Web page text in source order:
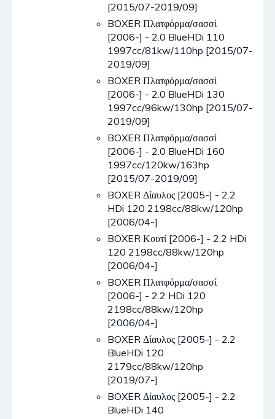
[2015/07-2019/09]
BOXER Πλατφόρμα/σασσί
[2006-] - 2.0 BlueHDi 110
1997cc/81kw/110hp [2015/07-
2019/09]
BOXER Πλατφόρμα/σασσί
[2006-] - 2.0 BlueHDi 130
1997cc/96kw/130hp [2015/07-
2019/09]
BOXER Πλατφόρμα/σασσί
[2006-] - 2.0 BlueHDi 160
1997cc/120kw/163hp
[2015/07-2019/09]
BOXER Δίαυλος [2005-] - 2.2
HDi 120 2198cc/88kw/120hp
[2006/04-]
BOXER Κουτί [2006-] - 2.2 HDi
120 2198cc/88kw/120hp
[2006/04-]
BOXER Πλατφόρμα/σασσί
[2006-] - 2.2 HDi 120
2198cc/88kw/120hp
[2006/04-]
BOXER Δίαυλος [2005-] - 2.2
BlueHDi 120
2179cc/88kw/120hp
[2019/07-]
BOXER Δίαυλος [2005-] - 2.2
BlueHDi 140